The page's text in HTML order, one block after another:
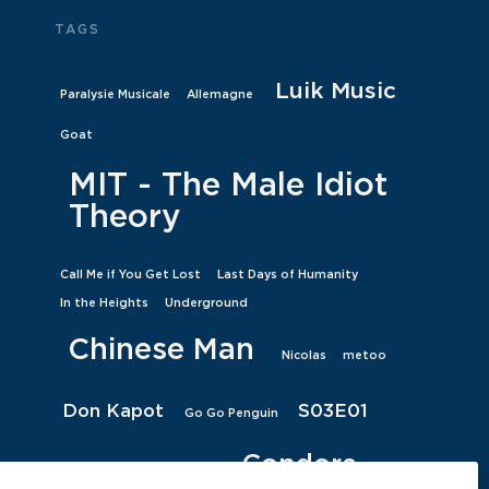
TAGS
Paralysie Musicale Allemagne Luik Music
Goat
MIT - The Male Idiot
Theory
Call Me if You Get Lost Last Days of Humanity
In the Heights Underground
Chinese Man Nicolas metoo
Don Kapot Go Go Penguin S03E01
Condore